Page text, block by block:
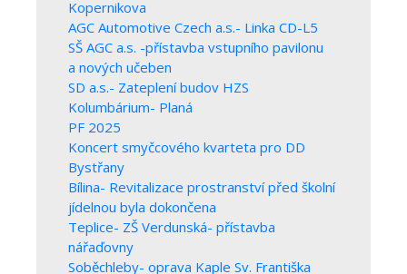
Kopernikova
AGC Automotive Czech a.s.- Linka CD-L5
SŠ AGC a.s. -přístavba vstupního pavilonu
a nových učeben
SD a.s.- Zateplení budov HZS
Kolumbárium- Planá
PF 2025
Koncert smyčcového kvarteta pro DD
Bystřany
Bílina- Revitalizace prostranství před školní
jídelnou byla dokončena
Teplice- ZŠ Verdunská- přístavba
nářaďovny
Soběchleby- oprava Kaple Sv. Františka